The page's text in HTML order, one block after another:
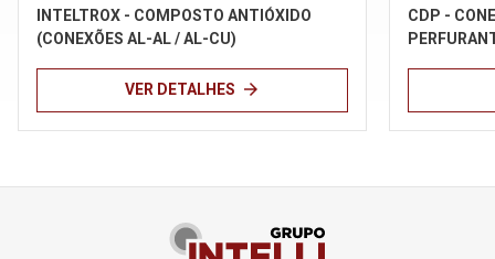
INTELTROX - COMPOSTO ANTIÓXIDO
(CONEXÕES AL-AL / AL-CU)
VER DETALHES arrow_forward
CDP -